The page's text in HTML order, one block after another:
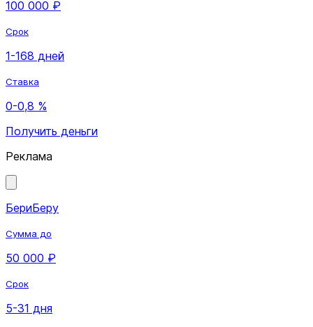
100 000 ₽
Срок
1-168 дней
Ставка
0-0,8 %
Получить деньги
Реклама
БериБеру
Сумма до
50 000 ₽
Срок
5-31 дня